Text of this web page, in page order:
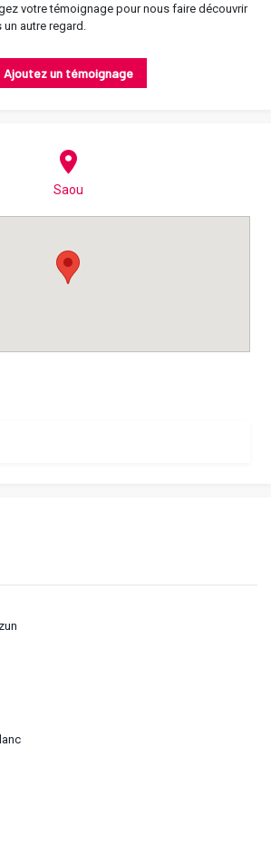
votre témoignage pour nous faire découvrir
autre regard.
Ajoutez un témoignage
Saou